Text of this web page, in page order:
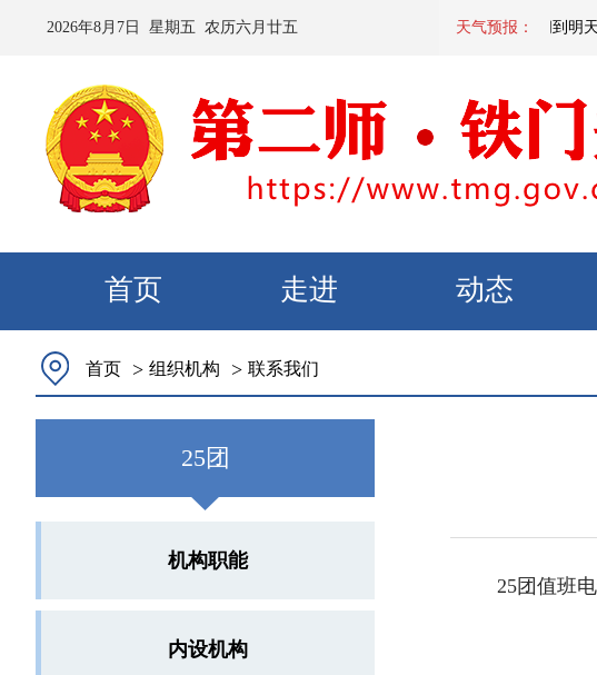
2026年8月 7 日 星期五 农历六月廿五 天气预报：
预计：今天夜间到明
首页 走进 动态
首页 > 组织机构 > 联系我们
25团
机构职能
内设机构
25团值班电